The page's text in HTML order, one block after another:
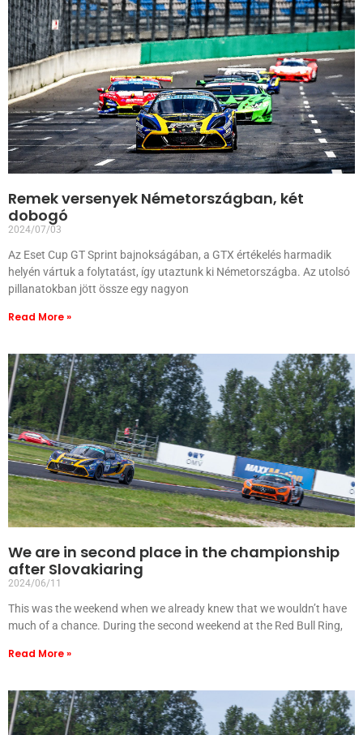
Remek versenyek Németországban, két
dobogó
2024/07/03
Az Eset Cup GT Sprint bajnokságában, a GTX értékelés harmadik
helyén vártuk a folytatást, így utaztunk ki Németországba. Az utolsó
pillanatokban jött össze egy nagyon
Read More »
We are in second place in the championship
after Slovakiaring
2024/06/11
This was the weekend when we already knew that we wouldn’t have
much of a chance. During the second weekend at the Red Bull Ring,
Read More »